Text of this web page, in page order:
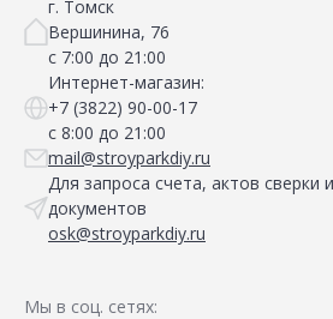
г. Томск
Вершинина, 76
с 7:00 до 21:00
Интернет-магазин:
+7 (3822) 90-00-17
с 8:00 до 21:00
mail@stroyparkdiy.ru
Для запроса счета, актов сверки
документов
osk@stroyparkdiy.ru
Мы в соц. сетях: